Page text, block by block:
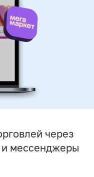
через
и мессенджеры